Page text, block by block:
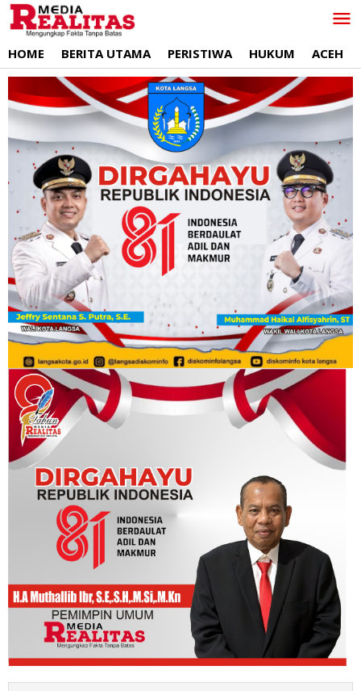
Lewati
ke
HOME BERITA UTAMA PERISTIWA HUKUM ACEH